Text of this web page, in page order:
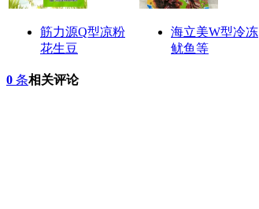
筋力源Q型凉粉
花生豆
海立美W型冷冻
鱿鱼等
0 条相关评论